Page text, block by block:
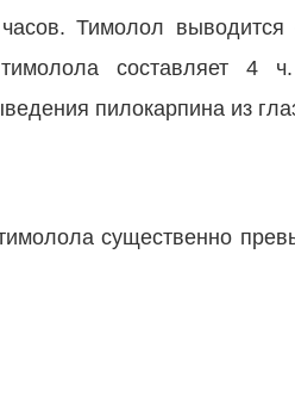
часов. Тимолол
составляет 4
пилокарпина из
существенно